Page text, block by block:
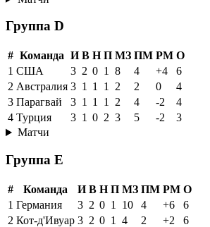
Группа D
# Команда И В Н П МЗ ПМ РМ О
1 США 3 2 0 1 8 4 +4
6
2 Австралия 3 1 1 1 2 2 0
4
3 Парагвай 3 1 1 1 2 4 -2
4
4 Турция 3 1 0 2 3 5 -2
3
Матчи
Группа E
# Команда И В Н П МЗ ПМ РМ О
1 Германия 3 2 0 1 10 4 +6
6
2 Кот-д'Ивуар 3 2 0 1 4 2 +2
6